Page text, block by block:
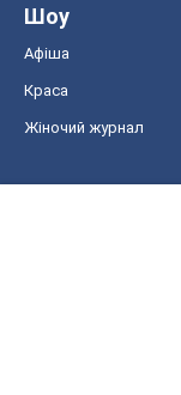
Шоу
Афіша
Краса
Жіночий журнал